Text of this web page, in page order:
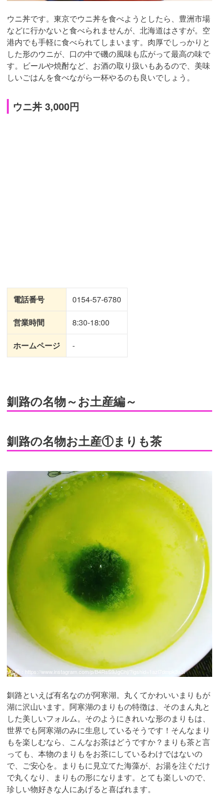
ウニ丼です。東京でウニ丼を食べようとしたら、豊洲市場
などに行かないと食べられませんが、北海道はさすが。空
港内でも手軽に食べられてしまいます。肉厚でしっかりと
した形のウニが、口の中で磯の風味も広がって最高の味で
す。ビールや焼酎など、お酒の取り扱いもあるので、美味
しいごはんを食べながら一杯やるのも良いでしょう。
ウニ丼 3,000円
電話番号 0154-57-6780
営業時間 8:30-18:00
ホームページ -
釧路の名物～お土産編～
釧路の名物お土産①まりも茶
引用： https://www.instagram.com/p/B4RsS9JgChj/?igshid=1azl7dmpk3a3l
釧路といえば有名なのが阿寒湖。丸くてかわいいまりもが
湖に沢山います。阿寒湖のまりもの特徴は、そのまん丸と
した美しいフォルム。そのようにきれいな形のまりもは、
世界でも阿寒湖のみに生息しているそうです！そんなまり
もを楽しむなら、こんなお茶はどうですか？まりも茶と言
っても、本物のまりもをお茶にしているわけではないの
で、ご安心を。まりもに見立てた海藻が、お湯を注ぐだけ
で丸くなり、まりもの形になります。とても楽しいので、
珍しい物好きな人にあげると喜ばれます。